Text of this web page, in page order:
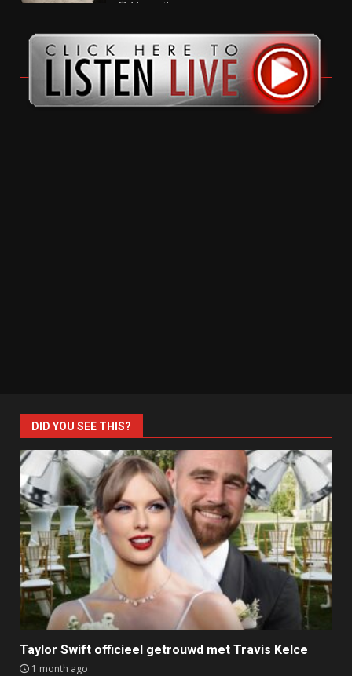
11 months ago
DID YOU SEE THIS?
Taylor Swift officieel getrouwd met Travis Kelce
1 month ago